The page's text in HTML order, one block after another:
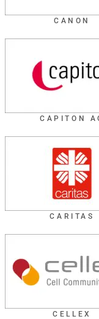
CANON
CAPITON
CARITAS
CELLEX